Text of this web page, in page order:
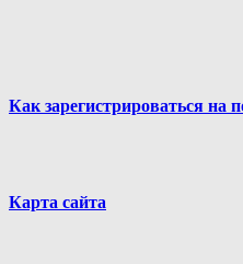
Как зарегистрироваться на
Карта сайта